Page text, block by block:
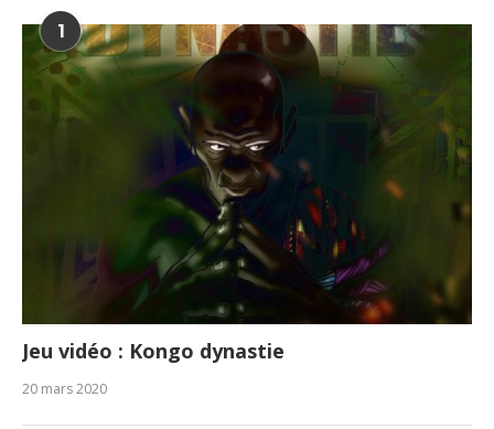
1
Jeu vidéo : Kongo dynastie
20 mars 2020